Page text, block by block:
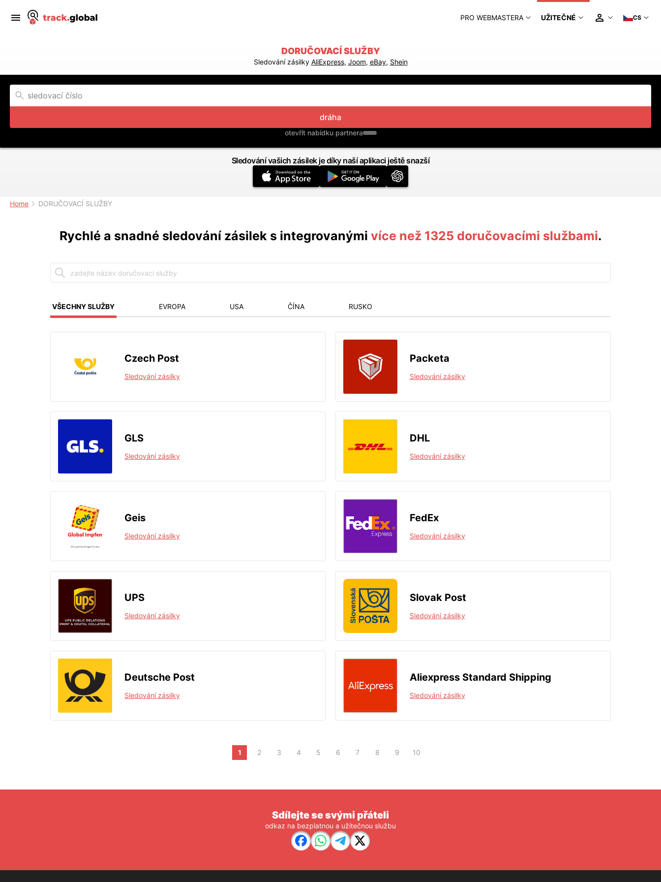
PRO WEBMASTERA UŽITEČNÉ CS
DORUČOVACÍ SLUŽBY
Sledování zásilky AliExpress, Joom, eBay, Shein
dráha
otevřít nabídku partnera
Sledování vašich zásilek je díky naší aplikaci ještě snazší
Home DORUČOVACÍ SLUŽBY
Rychlé a snadné sledování zásilek s integrovanými více než 1325 doručovacími službami.
VŠECHNY SLUŽBY EVROPA USA ČÍNA RUSKO
Czech Post
Sledování zásilky
Packeta
Sledování zásilky
GLS
Sledování zásilky
DHL
Sledování zásilky
Geis
Sledování zásilky
FedEx
Sledování zásilky
UPS
Sledování zásilky
Slovak Post
Sledování zásilky
Deutsche Post
Sledování zásilky
Aliexpress Standard Shipping
Sledování zásilky
1 2 3 4 5 6 7 8 9 10
Sdílejte se svými přáteli
odkaz na bezplatnou a užitečnou službu